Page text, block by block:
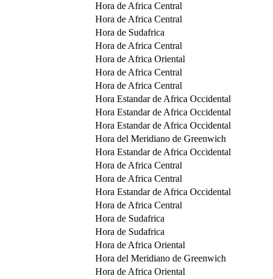
Hora de Africa Central
Hora de Africa Central
Hora de Sudafrica
Hora de Africa Central
Hora de Africa Oriental
Hora de Africa Central
Hora de Africa Central
Hora Estandar de Africa Occidental
Hora Estandar de Africa Occidental
Hora Estandar de Africa Occidental
Hora del Meridiano de Greenwich
Hora Estandar de Africa Occidental
Hora de Africa Central
Hora de Africa Central
Hora Estandar de Africa Occidental
Hora de Africa Central
Hora de Sudafrica
Hora de Sudafrica
Hora de Africa Oriental
Hora del Meridiano de Greenwich
Hora de Africa Oriental